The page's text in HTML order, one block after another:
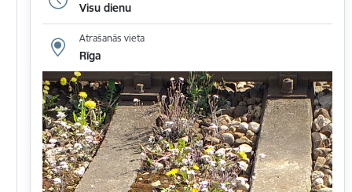
Visu dienu
Atrašanās vieta
Rīga